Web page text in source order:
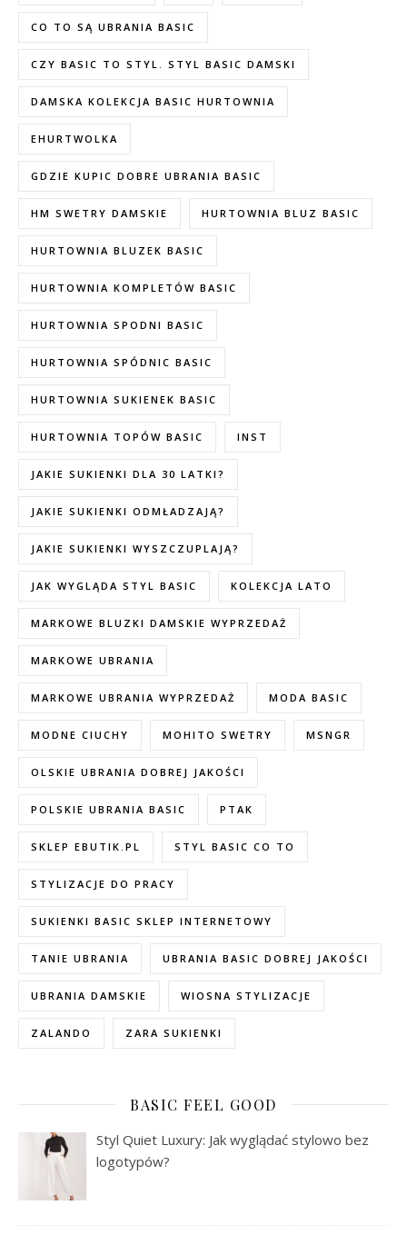
CO TO SĄ UBRANIA BASIC
CZY BASIC TO STYL. STYL BASIC DAMSKI
DAMSKA KOLEKCJA BASIC HURTOWNIA
EHURTWOLKA
GDZIE KUPIC DOBRE UBRANIA BASIC
HM SWETRY DAMSKIE HURTOWNIA BLUZ BASIC
HURTOWNIA BLUZEK BASIC
HURTOWNIA KOMPLETÓW BASIC
HURTOWNIA SPODNI BASIC
HURTOWNIA SPÓDNIC BASIC
HURTOWNIA SUKIENEK BASIC
HURTOWNIA TOPÓW BASIC INST
JAKIE SUKIENKI DLA 30 LATKI?
JAKIE SUKIENKI ODMŁADZAJĄ?
JAKIE SUKIENKI WYSZCZUPLAJĄ?
JAK WYGLĄDA STYL BASIC KOLEKCJA LATO
MARKOWE BLUZKI DAMSKIE WYPRZEDAŻ
MARKOWE UBRANIA
MARKOWE UBRANIA WYPRZEDAŻ MODA BASIC
MODNE CIUCHY MOHITO SWETRY MSNGR
OLSKIE UBRANIA DOBREJ JAKOŚCI
POLSKIE UBRANIA BASIC PTAK
SKLEP EBUTIK.PL STYL BASIC CO TO
STYLIZACJE DO PRACY
SUKIENKI BASIC SKLEP INTERNETOWY
TANIE UBRANIA UBRANIA BASIC DOBREJ JAKOŚCI
UBRANIA DAMSKIE WIOSNA STYLIZACJE
ZALANDO ZARA SUKIENKI
BASIC FEEL GOOD
Styl Quiet Luxury: Jak wyglądać stylowo bez
logotypów?